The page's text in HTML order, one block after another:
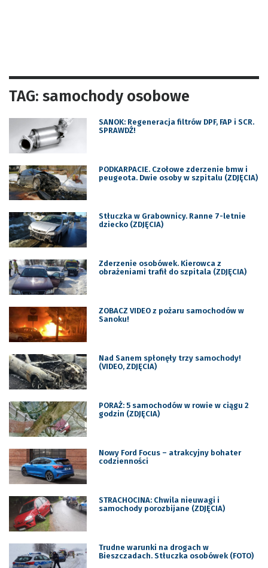
TAG: samochody osobowe
SANOK: Regeneracja filtrów DPF, FAP i SCR.
SPRAWDŹ!
PODKARPACIE. Czołowe zderzenie bmw i
peugeota. Dwie osoby w szpitalu (ZDJĘCIA)
Stłuczka w Grabownicy. Ranne 7-letnie
dziecko (ZDJĘCIA)
Zderzenie osobówek. Kierowca z
obrażeniami trafił do szpitala (ZDJĘCIA)
ZOBACZ VIDEO z pożaru samochodów w
Sanoku!
Nad Sanem spłonęły trzy samochody!
(VIDEO, ZDJĘCIA)
PORAŻ: 5 samochodów w rowie w ciągu 2
godzin (ZDJĘCIA)
Nowy Ford Focus – atrakcyjny bohater
codzienności
STRACHOCINA: Chwila nieuwagi i
samochody porozbijane (ZDJĘCIA)
Trudne warunki na drogach w
Bieszczadach. Stłuczka osobówek (FOTO)